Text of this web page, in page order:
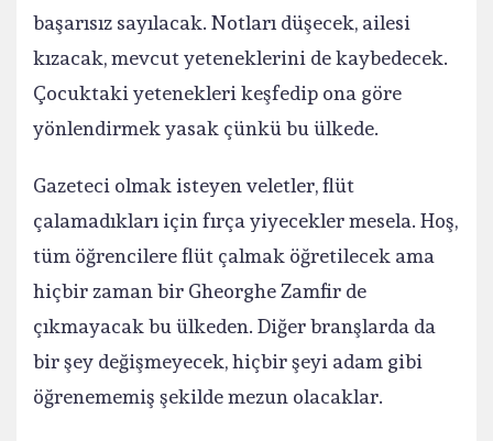
başarısız sayılacak. Notları düşecek, ailesi
kızacak, mevcut yeteneklerini de kaybedecek.
Çocuktaki yetenekleri keşfedip ona göre
yönlendirmek yasak çünkü bu ülkede.
Gazeteci olmak isteyen veletler, flüt
çalamadıkları için fırça yiyecekler mesela. Hoş,
tüm öğrencilere flüt çalmak öğretilecek ama
hiçbir zaman bir Gheorghe Zamfir de
çıkmayacak bu ülkeden. Diğer branşlarda da
bir şey değişmeyecek, hiçbir şeyi adam gibi
öğrenememiş şekilde mezun olacaklar.